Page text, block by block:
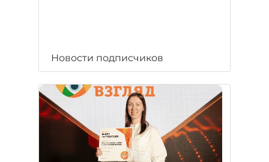
Новости подписчиков